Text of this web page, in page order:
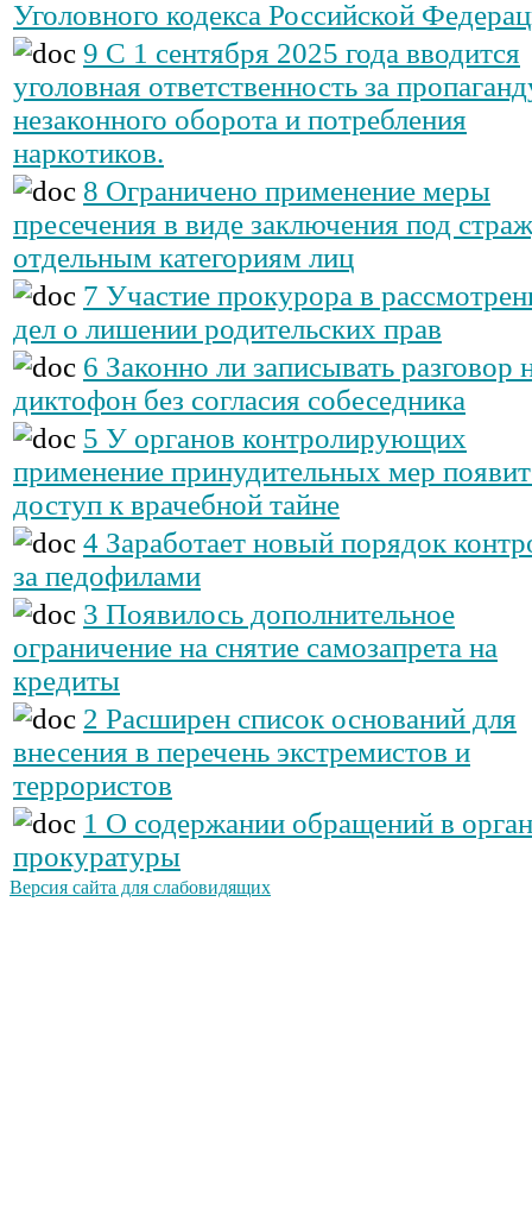
Уголовного кодекса Российской
9 С 1 сентября 2025 года вводится
уголовная ответственность за
незаконного оборота и потребления
наркотиков.
8 Ограничено применение меры
пресечения в виде заключения под
отдельным категориям лиц
7 Участие прокурора в
дел о лишении родительских прав
6 Законно ли записывать разговор
диктофон без согласия собеседника
5 У органов контролирующих
применение принудительных мер
доступ к врачебной тайне
4 Заработает новый порядок
за педофилами
3 Появилось дополнительное
ограничение на снятие самозапрета на
кредиты
2 Расширен список оснований для
внесения в перечень экстремистов и
террористов
1 О содержании обращений в
прокуратуры
Версия сайта для слабовидящих